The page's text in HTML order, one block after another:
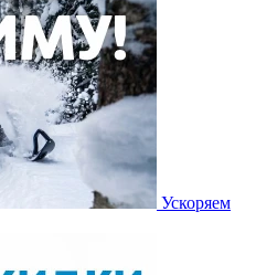
Ускоряем